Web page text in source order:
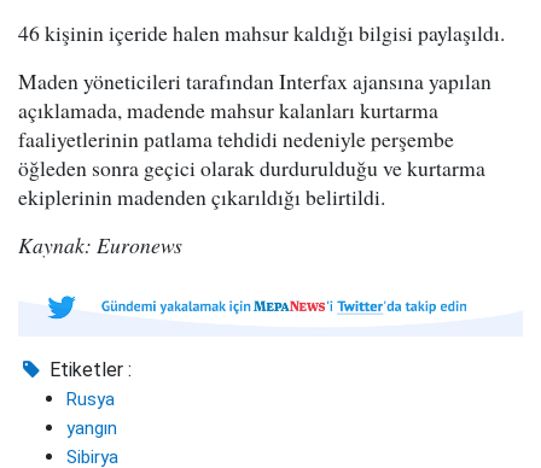
46 kişinin içeride halen mahsur kaldığı bilgisi paylaşıldı.
Maden yöneticileri tarafından Interfax ajansına yapılan
açıklamada, madende mahsur kalanları kurtarma
faaliyetlerinin patlama tehdidi nedeniyle perşembe
öğleden sonra geçici olarak durdurulduğu ve kurtarma
ekiplerinin madenden çıkarıldığı belirtildi.
Kaynak: Euronews
Etiketler :
Rusya
yangın
Sibirya